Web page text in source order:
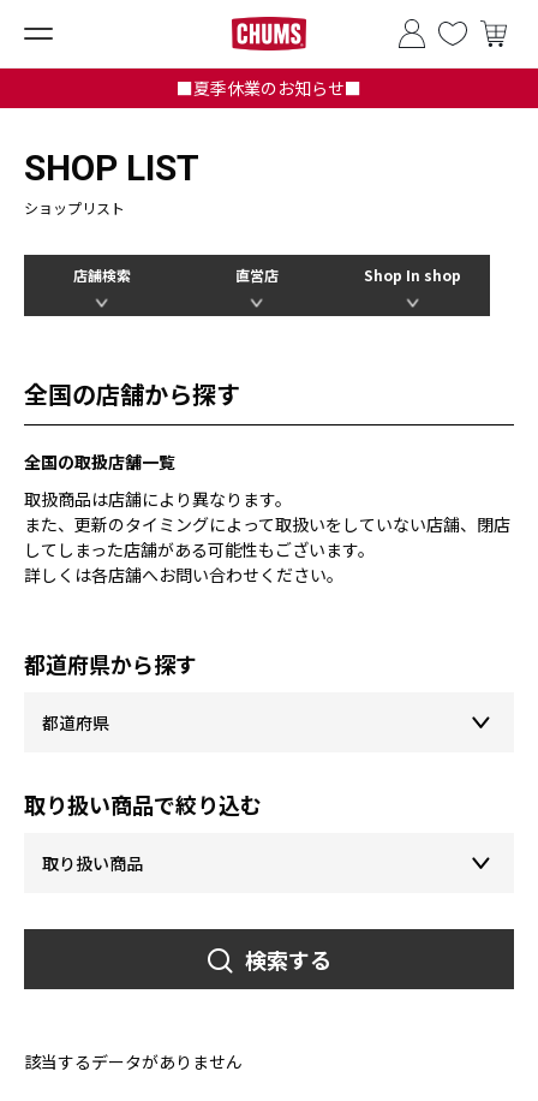
■夏季休業のお知らせ■
SHOP LIST
ショップリスト
店舗検索 直営店 Shop In shop
全国の店舗から探す
全国の取扱店舗一覧
取扱商品は店舗により異なります。
また、更新のタイミングによって取扱いをしていない店舗、閉店
してしまった店舗がある可能性もございます。
詳しくは各店舗へお問い合わせください。
都道府県から探す
取り扱い商品で絞り込む
検索する
該当するデータがありません